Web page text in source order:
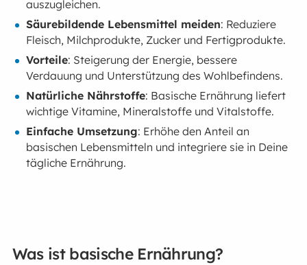
auszugleichen.
Säurebildende Lebensmittel meiden: Reduziere
Fleisch, Milchprodukte, Zucker und Fertigprodukte.
Vorteile: Steigerung der Energie, bessere
Verdauung und Unterstützung des Wohlbefindens.
Natürliche Nährstoffe: Basische Ernährung liefert
wichtige Vitamine, Mineralstoffe und Vitalstoffe.
Einfache Umsetzung: Erhöhe den Anteil an
basischen Lebensmitteln und integriere sie in Deine
tägliche Ernährung.
Was ist basische Ernährung?